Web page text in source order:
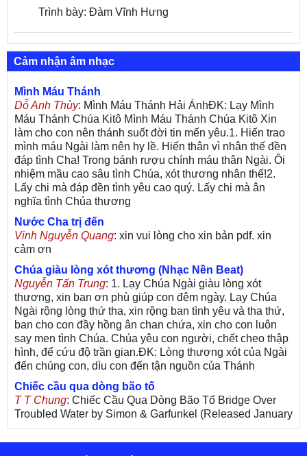
Trình bày: Đàm Vĩnh Hưng
Cảm nhận âm nhạc
Mình Máu Thánh
Dỗ Anh Thùy: Mình Máu Thánh Hải ÁnhĐK: Lạy Mình
Máu Thánh Chúa Kitô Mình Máu Thánh Chúa Kitô Xin
làm cho con nên thánh suốt đời tin mến yêu.1. Hiến trao
mình máu Ngài làm nên hy lề. Hiến thân vì nhân thế đền
đáp tình Cha! Trong bánh rượu chính máu thân Ngài. Ôi
nhiệm mầu cao sâu tình Chúa, xót thương nhân thế!2.
Lấy chi mà đáp đền tình yêu cao quý. Lấy chi mà ân
nghĩa tình Chúa thương
Nước Cha trị đến
Vinh Nguyễn Quang: xin vui lòng cho xin bản pdf. xin
cảm ơn
Chúa giàu lòng xót thương (Nhạc Nền Beat)
Nguyễn Tấn Trung: 1. Lạy Chúa Ngài giàu lòng xót
thương, xin ban ơn phù giúp con đêm ngày. Lạy Chúa
Ngài rộng lòng thứ tha, xin rộng ban tình yêu và tha thứ,
ban cho con đầy hồng ân chan chứa, xin cho con luôn
say men tình Chúa. Chúa yêu con người, chết cheo thập
hình, để cứu độ trần gian.ĐK: Lòng thương xót của Ngài
đến chúng con, dìu con đến tận nguồn của Thánh
Chiếc cầu qua dòng bão tố
T T Chung: Chiếc Cầu Qua Dòng Bão Tố Bridge Over
Troubled Water by Simon & Garfunkel (Released January
26, 1970) Lời Việt: Nhạc Sĩ Vũ Đức Nghiêm Trình Bày:
Chung Tử Lưu